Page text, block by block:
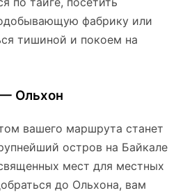
фабрику или
тишиной и покоем на
Ольхон
вашего маршрута станет
остров на Байкале
мест для местных
до Ольхона, вам